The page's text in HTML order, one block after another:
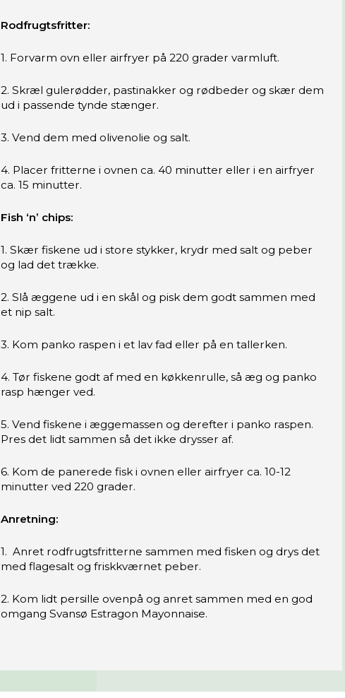
Rodfrugtsfritter:
1. Forvarm ovn eller airfryer på 220 grader varmluft.
2. Skræl gulerødder, pastinakker og rødbeder og skær dem
ud i passende tynde stænger.
3. Vend dem med olivenolie og salt.
4. Placer fritterne i ovnen ca. 40 minutter eller i en airfryer
ca. 15 minutter.
Fish ‘n’ chips:
1. Skær fiskene ud i store stykker, krydr med salt og peber
og lad det trække.
2. Slå æggene ud i en skål og pisk dem godt sammen med
et nip salt.
3. Kom panko raspen i et lav fad eller på en tallerken.
4. Tør fiskene godt af med en køkkenrulle, så æg og panko
rasp hænger ved.
5. Vend fiskene i æggemassen og derefter i panko raspen.
Pres det lidt sammen så det ikke drysser af.
6. Kom de panerede fisk i ovnen eller airfryer ca. 10-12
minutter ved 220 grader.
Anretning:
1. Anret rodfrugtsfritterne sammen med fisken og drys det
med flagesalt og friskkværnet peber.
2. Kom lidt persille ovenpå og anret sammen med en god
omgang Svansø Estragon Mayonnaise.